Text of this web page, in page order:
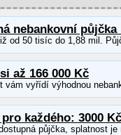
nebankovní
od 50 tisíc do 1,88 mil.
až 166 000 Kč
vám vyřídí výhodnou
pro každého: 3000
půjčka, splatnost je